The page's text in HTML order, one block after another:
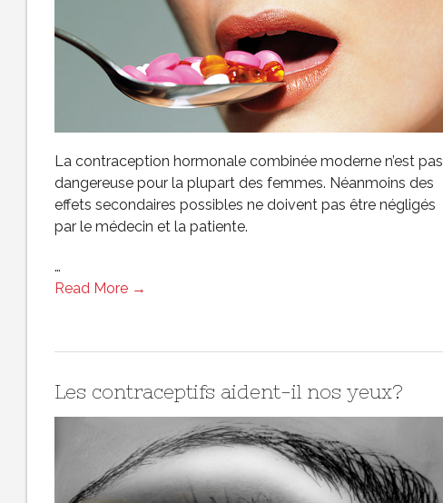
La contraception hormonale combinée moderne n’est pas
dangereuse pour la plupart des femmes. Néanmoins des
effets secondaires possibles ne doivent pas être négligés
par le médecin et la patiente.
…
Read More →
Les contraceptifs aident-il nos yeux?